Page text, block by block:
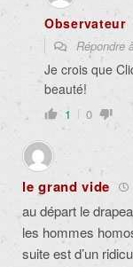
Observateur
Je crois que
beauté!
1 0
le grand vide
au départ le
les hommes
suite est d’un